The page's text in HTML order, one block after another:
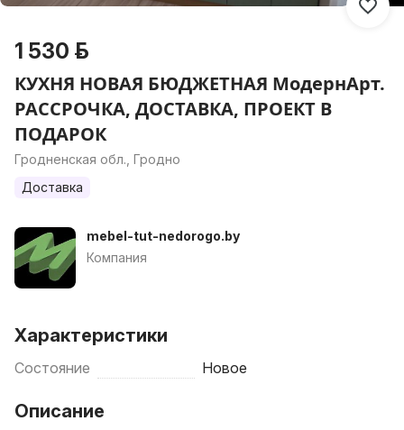
1 530 р.
КУХНЯ НОВАЯ БЮДЖЕТНАЯ МодернАрт.
РАССРОЧКА, ДОСТАВКА, ПРОЕКТ В
ПОДАРОК
Гродненская обл., Гродно
Доставка
mebel-tut-nedorogo.by
Компания
Характеристики
Состояние Новое
Описание